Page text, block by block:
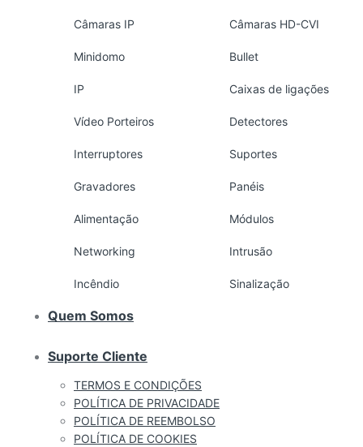
Câmaras IP Câmaras HD-CVI
Minidomo Bullet
IP Caixas de ligações
Vídeo Porteiros Detectores
Interruptores Suportes
Gravadores Panéis
Alimentação Módulos
Networking Intrusão
Incêndio Sinalização
Quem Somos
Suporte Cliente
TERMOS E CONDIÇÕES
POLÍTICA DE PRIVACIDADE
POLÍTICA DE REEMBOLSO
POLÍTICA DE COOKIES